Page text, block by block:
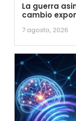
La guerra
cambio
7 agosto, 2026